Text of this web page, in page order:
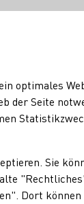
optimales
der Seite
Sie
Dort können